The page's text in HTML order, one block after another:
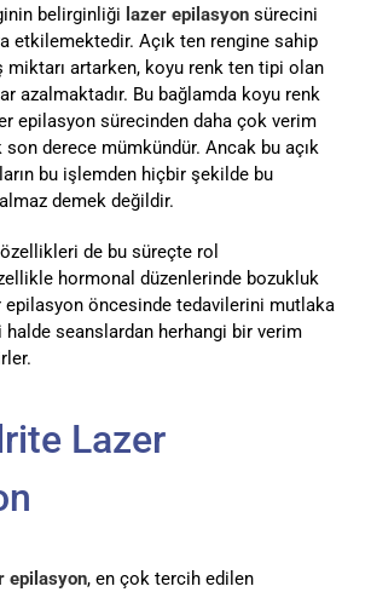
belirginliği lazer epilasyon sürecini
etkilemektedir. Açık ten rengine sahip
miktarı artarken, koyu renk ten tipi olan
azalmaktadır. Bu bağlamda koyu renk
epilasyon sürecinden daha çok verim
son derece mümkündür. Ancak bu açık
bu işlemden hiçbir şekilde bu
demek değildir.
de bu süreçte rol
hormonal düzenlerinde bozukluk
epilasyon öncesinde tedavilerini mutlaka
halde seanslardan herhangi bir verim
Lazer
epilasyon, en çok tercih edilen